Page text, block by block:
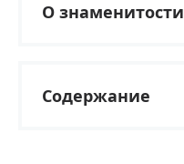
О знаменитости
Содержание